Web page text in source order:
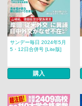
サンデー毎日 2024年5月
5・12日合併号 [Lite版]
購入